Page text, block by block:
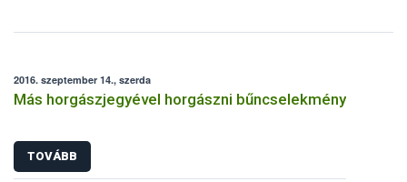
azonban a hazai kérődző állomány védelme érdekében
2016. szeptember 14., szerda
Más horgászjegyével horgászni bűncselekmény
TOVÁBB